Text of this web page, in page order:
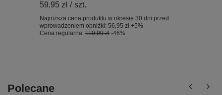
59,95 zł / szt.
Najniższa cena produktu w okresie 30 dni przed
wprowadzeniem obniżki: 56,95 zł +5%
Cena regularna: 110,99 zł -46%
Polecane